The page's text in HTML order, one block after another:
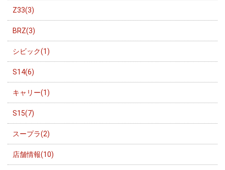
Z33(3)
BRZ(3)
シビック(1)
S14(6)
キャリー(1)
S15(7)
スープラ(2)
店舗情報(10)